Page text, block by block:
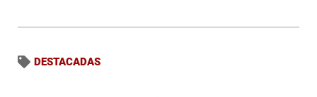
DESTACADAS